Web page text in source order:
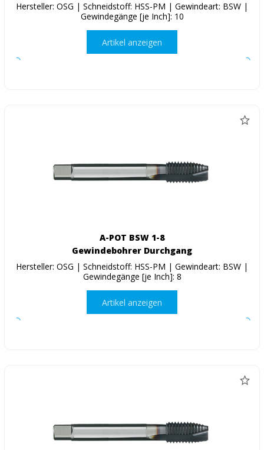
Hersteller: OSG | Schneidstoff: HSS-PM | Gewindeart: BSW |
Gewindegänge [je Inch]: 10
Artikel anzeigen
A-POT BSW 1-8
Gewindebohrer Durchgang
Hersteller: OSG | Schneidstoff: HSS-PM | Gewindeart: BSW |
Gewindegänge [je Inch]: 8
Artikel anzeigen